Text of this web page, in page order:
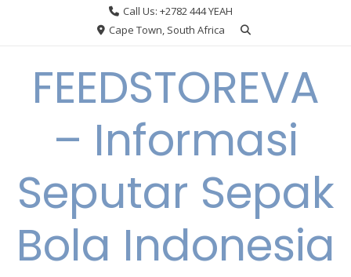
Call Us: +2782 444 YEAH
Cape Town, South Africa
FEEDSTOREVA
– Informasi
Seputar Sepak
Bola Indonesia